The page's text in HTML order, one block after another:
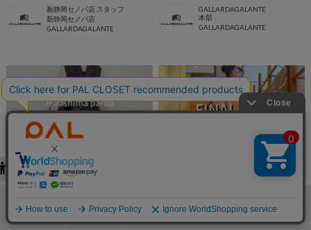
新静岡セノバ店 スタッフ
新静岡セノバ店
GALLARDAGALANTE
GALLARDAGALANTE
本部
GALLARDAGALANTE
2024.09.09
10％オフイベント開催
2024.08.05
FINAL SALE オススメ10選